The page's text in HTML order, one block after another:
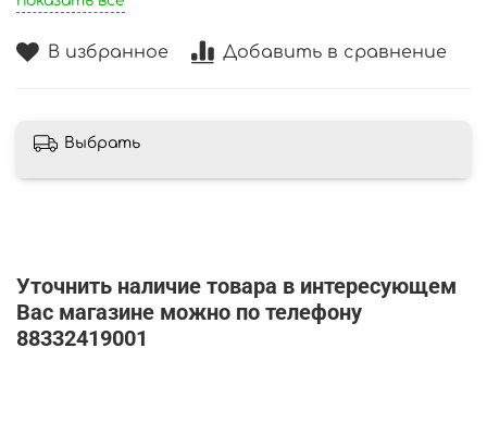
В избранное Добавить в сравнение
Выбрать
Уточнить наличие товара в интересующем
Вас магазине можно по телефону
88332419001